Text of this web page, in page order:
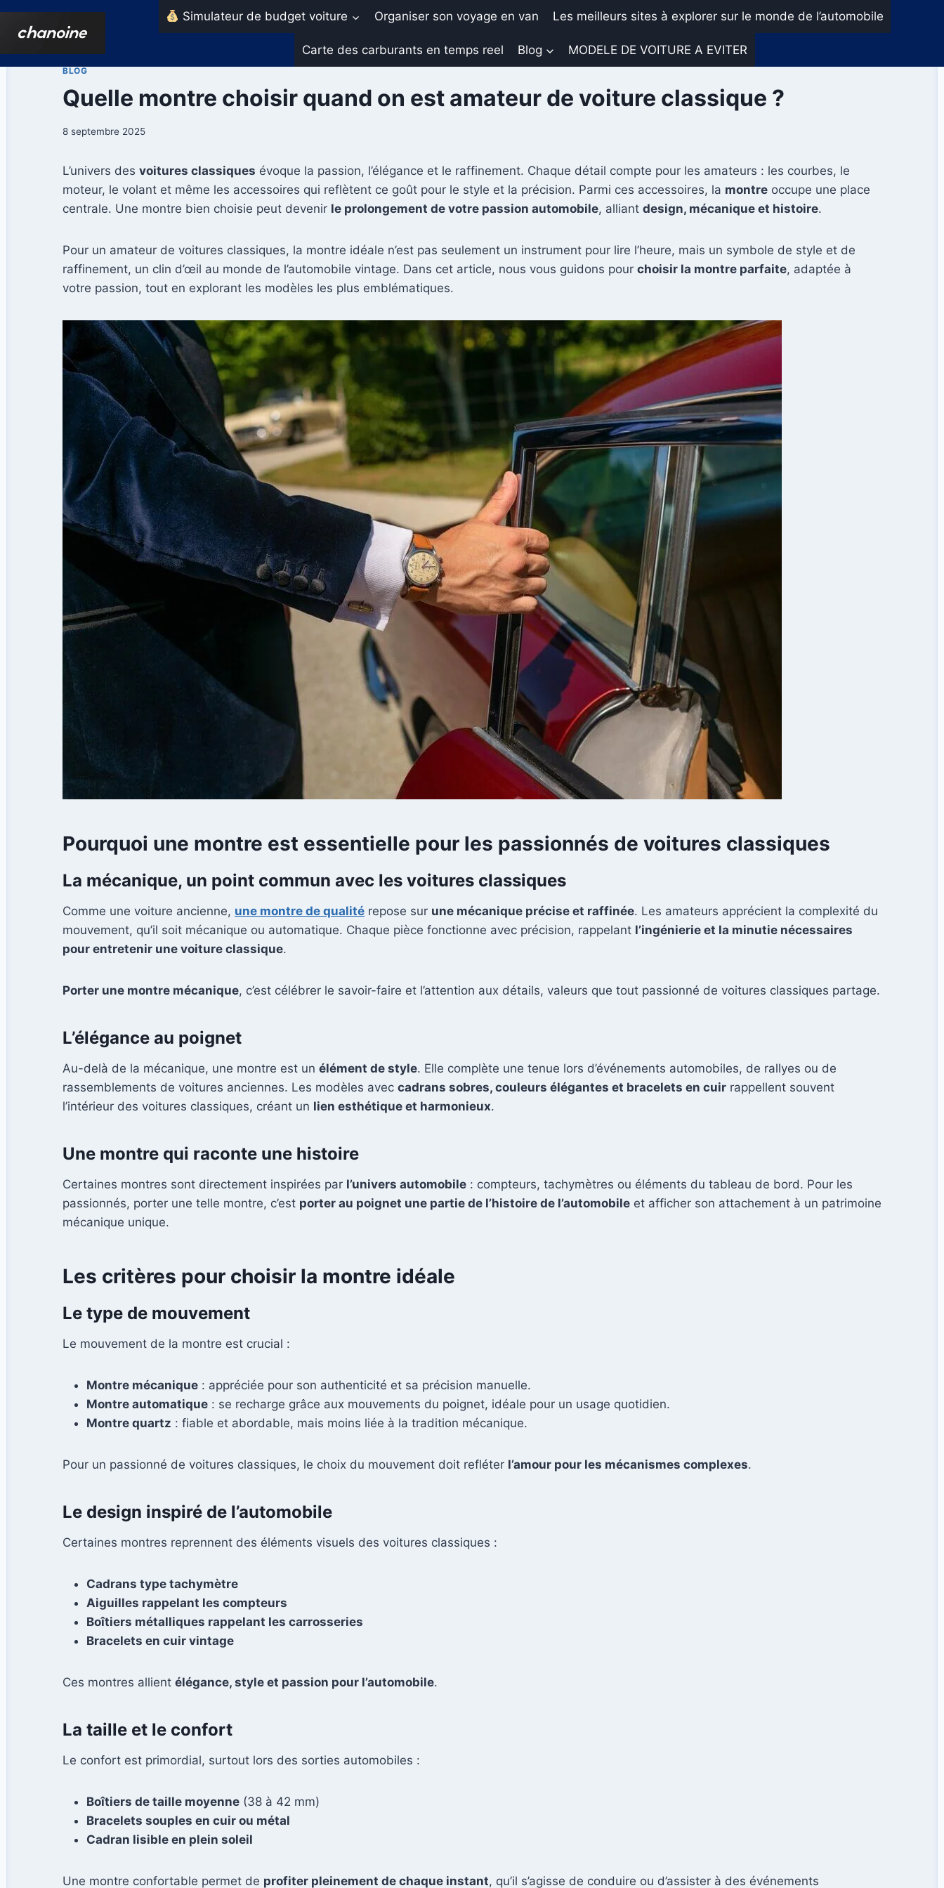
Aller
Simulateur de budget voiture Organiser son voyage en van Les meilleurs sites à explorer sur le monde de l’automobile
Carte des carburants en temps reel Blog MODELE DE VOITURE A EVITER
BLOG
Quelle montre choisir quand on est amateur de voiture classique ?
8 septembre 2025
L’univers des voitures classiques évoque la passion, l’élégance et le raffinement. Chaque détail compte pour les amateurs : les courbes, le
moteur, le volant et même les accessoires qui reflètent ce goût pour le style et la précision. Parmi ces accessoires, la montre occupe une place
centrale. Une montre bien choisie peut devenir le prolongement de votre passion automobile, alliant design, mécanique et histoire.
Pour un amateur de voitures classiques, la montre idéale n’est pas seulement un instrument pour lire l’heure, mais un symbole de style et de
raffinement, un clin d’œil au monde de l’automobile vintage. Dans cet article, nous vous guidons pour choisir la montre parfaite, adaptée à
votre passion, tout en explorant les modèles les plus emblématiques.
Pourquoi une montre est essentielle pour les passionnés de voitures classiques
La mécanique, un point commun avec les voitures classiques
Comme une voiture ancienne, une montre de qualité repose sur une mécanique précise et raffinée. Les amateurs apprécient la complexité du
mouvement, qu’il soit mécanique ou automatique. Chaque pièce fonctionne avec précision, rappelant l’ingénierie et la minutie nécessaires
pour entretenir une voiture classique.
Porter une montre mécanique, c’est célébrer le savoir-faire et l’attention aux détails, valeurs que tout passionné de voitures classiques partage.
L’élégance au poignet
Au-delà de la mécanique, une montre est un élément de style. Elle complète une tenue lors d’événements automobiles, de rallyes ou de
rassemblements de voitures anciennes. Les modèles avec cadrans sobres, couleurs élégantes et bracelets en cuir rappellent souvent
l’intérieur des voitures classiques, créant un lien esthétique et harmonieux.
Une montre qui raconte une histoire
Certaines montres sont directement inspirées par l’univers automobile : compteurs, tachymètres ou éléments du tableau de bord. Pour les
passionnés, porter une telle montre, c’est porter au poignet une partie de l’histoire de l’automobile et afficher son attachement à un patrimoine
mécanique unique.
Les critères pour choisir la montre idéale
Le type de mouvement
Le mouvement de la montre est crucial :
Montre mécanique : appréciée pour son authenticité et sa précision manuelle.
Montre automatique : se recharge grâce aux mouvements du poignet, idéale pour un usage quotidien.
Montre quartz : fiable et abordable, mais moins liée à la tradition mécanique.
Pour un passionné de voitures classiques, le choix du mouvement doit refléter l’amour pour les mécanismes complexes.
Le design inspiré de l’automobile
Certaines montres reprennent des éléments visuels des voitures classiques :
Cadrans type tachymètre
Aiguilles rappelant les compteurs
Boîtiers métalliques rappelant les carrosseries
Bracelets en cuir vintage
Ces montres allient élégance, style et passion pour l’automobile.
La taille et le confort
Le confort est primordial, surtout lors des sorties automobiles :
Boîtiers de taille moyenne (38 à 42 mm)
Bracelets souples en cuir ou métal
Cadran lisible en plein soleil
Une montre confortable permet de profiter pleinement de chaque instant, qu’il s’agisse de conduire ou d’assister à des événements